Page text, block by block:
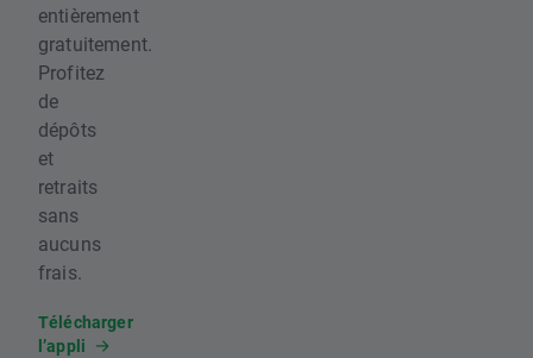
entièrement
gratuitement.
Profitez
de
dépôts
et
retraits
sans
aucuns
frais.
Télécharger
l’appli